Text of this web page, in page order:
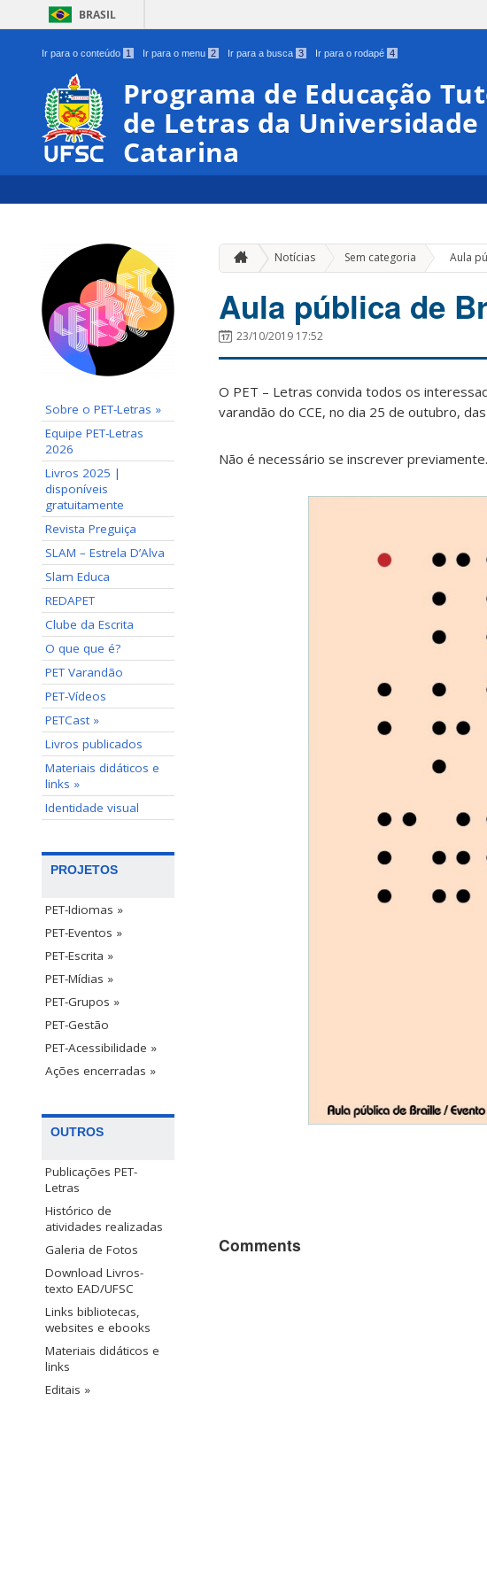
BRASIL
Ir para o conteúdo 1 Ir para o menu 2 Ir para a busca 3 Ir para o rodapé 4
Programa de Educação
de Letras da Universidade
Catarina
Sobre o PET-Letras »
Equipe PET-Letras
2026
Livros 2025 |
disponíveis
gratuitamente
Revista Preguiça
SLAM – Estrela D’Alva
Slam Educa
REDAPET
Clube da Escrita
O que que é?
PET Varandão
PET-Vídeos
PETCast »
Livros publicados
Materiais didáticos e
links »
Identidade visual
PROJETOS
PET-Idiomas »
PET-Eventos »
PET-Escrita »
PET-Mídias »
PET-Grupos »
PET-Gestão
PET-Acessibilidade »
Ações encerradas »
OUTROS
Publicações PET-
Letras
Histórico de
atividades realizadas
Galeria de Fotos
Download Livros-
texto EAD/UFSC
Links bibliotecas,
websites e ebooks
Materiais didáticos e
links
Editais »
Notícias Sem categoria » Aula
Aula pública de
23/10/2019 17:52
O PET – Letras convida todos os
varandão do CCE, no dia 25 de outubro,
Não é necessário se inscrever previamente.
Comments